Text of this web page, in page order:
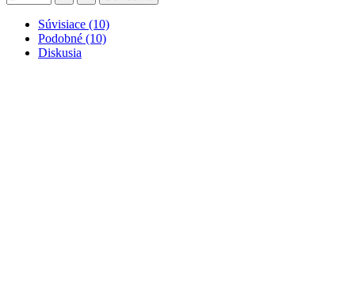
Súvisiace (10)
Podobné (10)
Diskusia